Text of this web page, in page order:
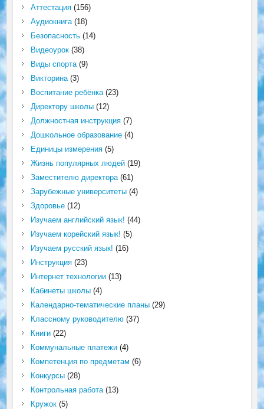
Аттестация(156)
Аудиокнига(18)
Безопасность(14)
Видеоурок(38)
Виды спорта(9)
Викторина(3)
Воспитание ребёнка(23)
Директору школы(12)
Должностная инструкция(7)
Дошкольное образование(4)
Единицы измерения(5)
Жизнь популярных людей(19)
Заместителю директора(61)
Зарубежные университеты(4)
Здоровье(12)
Изучаем английский язык! (44)
Изучаем корейский язык! (5)
Изучаем русский язык! (16)
Инструкция(23)
Интернет технологии(13)
Кабинеты школы(4)
Календарно-тематические планы(29)
Классному руководителю(37)
Книги(22)
Коммунальные платежи(4)
Компетенция по предметам (6)
Конкурсы(28)
Контрольная работа(13)
Кружок(5)